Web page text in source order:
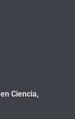
Ciencia,